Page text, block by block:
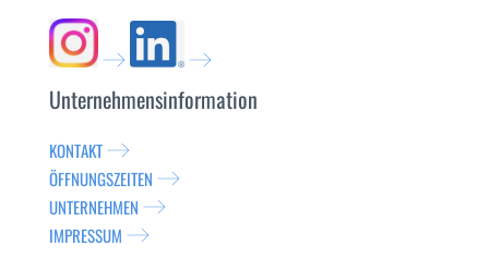
Unternehmensinformation
KONTAKT
ÖFFNUNGSZEITEN
UNTERNEHMEN
IMPRESSUM